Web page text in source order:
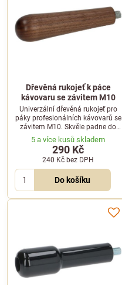
Dřevěná rukojeť k páce
kávovaru se závitem M10
Univerzální dřevěná rukojeť pro
páky profesionálních kávovarů se
závitem M10. Skvěle padne do
ruky a dodá vašemu kávovaru
elegantní přírodní vzhled.
5 a více kusů skladem
290 Kč
240 Kč bez DPH
Do košíku